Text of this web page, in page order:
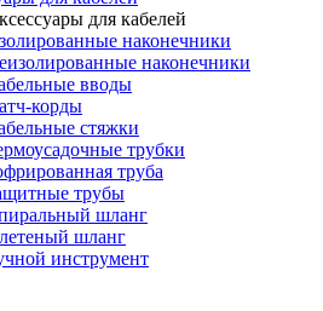
для кабелей
наконечники
наконечники
вводы
корды
стяжки
трубки
труба
трубы
шланг
шланг
инструмент